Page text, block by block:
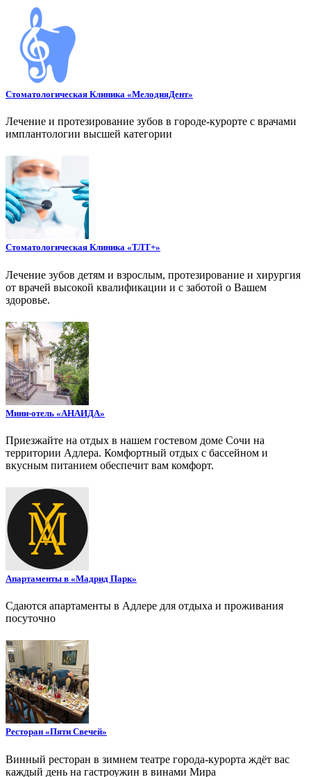
Стоматологическая Клиника «МелодияДент»
Лечение и протезирование зубов в городе-курорте с врачами
имплантологии высшей категории
Стоматологическая Клиника «ТЛТ+»
Лечение зубов детям и взрослым, протезирование и хирургия
от врачей высокой квалификации и с заботой о Вашем
здоровье.
Мини-отель «АНАИДА»
Приезжайте на отдых в нашем гостевом доме Сочи на
территории Адлера. Комфортный отдых с бассейном и
вкусным питанием обеспечит вам комфорт.
Апартаменты в «Мадрид Парк»
Сдаются апартаменты в Адлере для отдыха и проживания
посуточно
Ресторан «Пяти Свечей»
Винный ресторан в зимнем театре города-курорта ждёт вас
каждый день на гастроужин в винами Мира